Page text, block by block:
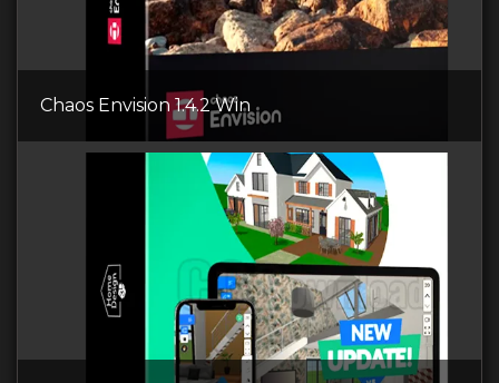
Chaos Envision 1.4.2 Win